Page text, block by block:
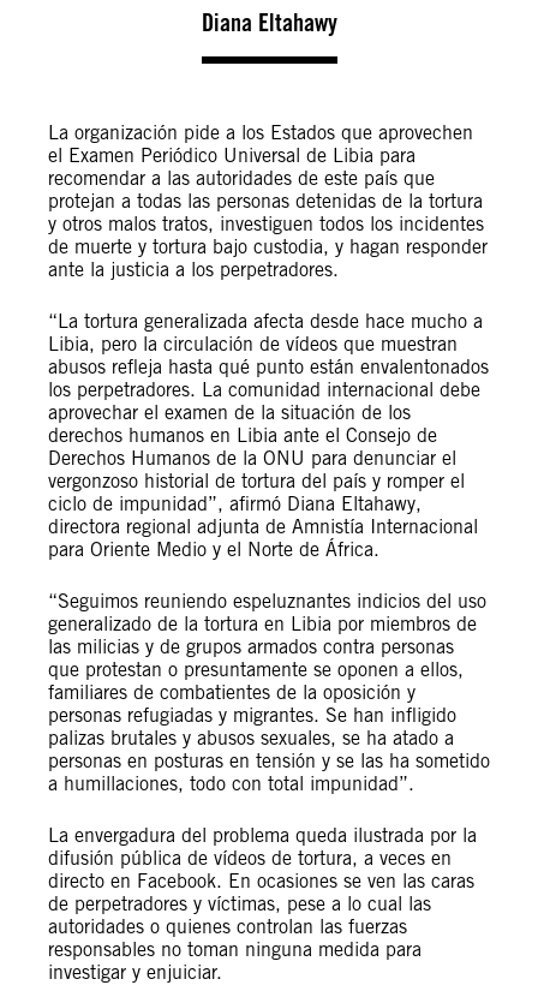
Diana Eltahawy
La organización pide a los Estados que aprovechen
el Examen Periódico Universal de Libia para
recomendar a las autoridades de este país que
protejan a todas las personas detenidas de la tortura
y otros malos tratos, investiguen todos los incidentes
de muerte y tortura bajo custodia, y hagan responder
ante la justicia a los perpetradores.
“La tortura generalizada afecta desde hace mucho a
Libia, pero la circulación de vídeos que muestran
abusos refleja hasta qué punto están envalentonados
los perpetradores. La comunidad internacional debe
aprovechar el examen de la situación de los
derechos humanos en Libia ante el Consejo de
Derechos Humanos de la ONU para denunciar el
vergonzoso historial de tortura del país y romper el
ciclo de impunidad”, afirmó Diana Eltahawy,
directora regional adjunta de Amnistía Internacional
para Oriente Medio y el Norte de África.
“Seguimos reuniendo espeluznantes indicios del uso
generalizado de la tortura en Libia por miembros de
las milicias y de grupos armados contra personas
que protestan o presuntamente se oponen a ellos,
familiares de combatientes de la oposición y
personas refugiadas y migrantes. Se han infligido
palizas brutales y abusos sexuales, se ha atado a
personas en posturas en tensión y se las ha sometido
a humillaciones, todo con total impunidad”.
La envergadura del problema queda ilustrada por la
difusión pública de vídeos de tortura, a veces en
directo en Facebook. En ocasiones se ven las caras
de perpetradores y víctimas, pese a lo cual las
autoridades o quienes controlan las fuerzas
responsables no toman ninguna medida para
investigar y enjuiciar.